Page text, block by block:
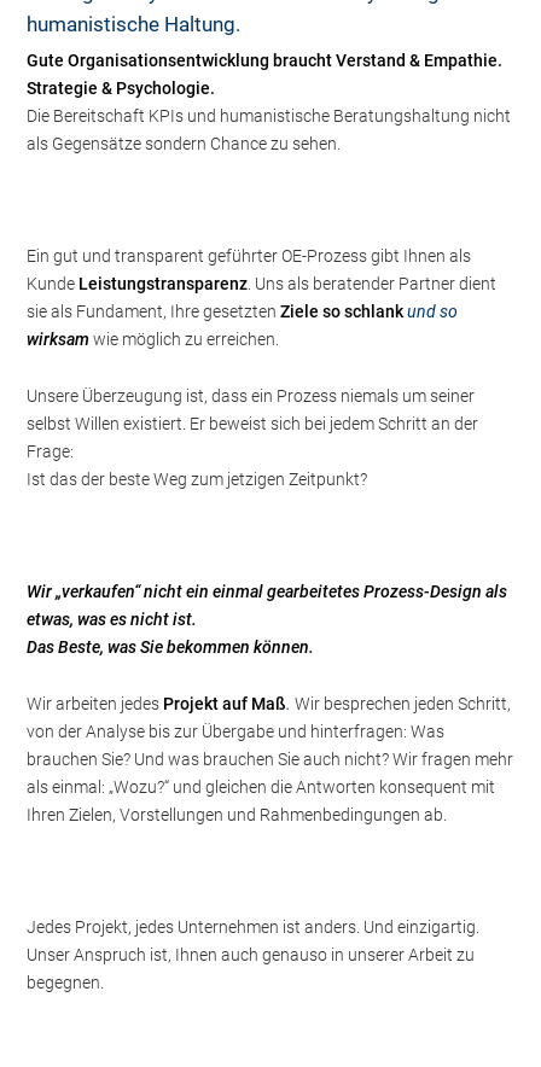
humanistische Haltung.
Gute Organisationsentwicklung braucht Verstand & Empathie.
Strategie & Psychologie.
Die Bereitschaft KPIs und humanistische Beratungshaltung nicht
als Gegensätze sondern Chance zu sehen.
Ein gut und transparent geführter OE-Prozess gibt Ihnen als
Kunde Leistungstransparenz. Uns als beratender Partner dient
sie als Fundament, Ihre gesetztenZiele so schlankund so
wirksamwie möglich zu erreichen.
Unsere Überzeugung ist, dass ein Prozess niemals um seiner
selbst Willen existiert. Er beweist sich bei jedem Schritt an der
Frage:
Ist das der beste Weg zum jetzigen Zeitpunkt?
Wir „verkaufen“ nicht ein einmal gearbeitetes Prozess-Design als
etwas, was es nicht ist.
Das Beste, was Sie bekommen können.
Wir arbeiten jedes Projekt auf Maß. Wir besprechen jeden Schritt,
von der Analyse bis zur Übergabe und hinterfragen: Was
brauchen Sie? Und was brauchen Sie auch nicht? Wir fragen mehr
als einmal: „Wozu?“ und gleichen die Antworten konsequent mit
Ihren Zielen, Vorstellungen und Rahmenbedingungen ab.
Jedes Projekt, jedes Unternehmen ist anders. Und einzigartig.
Unser Anspruch ist, Ihnen auch genauso in unserer Arbeit zu
begegnen.